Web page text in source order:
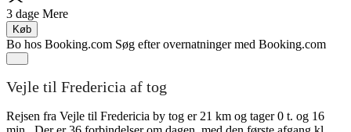
3 dage Mere
Køb
Bo hos Booking.com Søg efter overnatninger med Booking.com
Vejle til Fredericia af tog
Rejsen fra Vejle til Fredericia by tog er 21 km og tager 0 t. og 16